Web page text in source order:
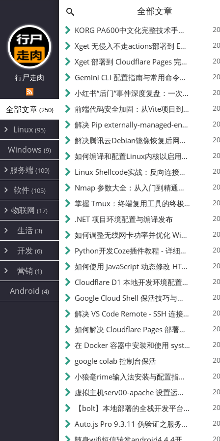
行尸走肉
全部文章 (250)
Linux (95)
Alpine
CentOS(17)
Debian(24)
ProxmoxVE
Ubuntu(7)
Windows (9)
服务端 (109)
环境配置
DD重装(3)
加速优化(34)
面板(12)
容器
游戏 (7)
饥荒(7)
云服务商(4)
WEB源码(6)
建站(5)
软件 (105)
安全(12)
办公(4)
图片 (2)
文件
系统 (35)
AI(10)
物联网 (17)
路由器
随身wifi(1)
mobile(14)
刷机
magisk
生活 (3)
线报
sim卡(1)
开发 (6)
编译
JavaScript(2)
python(2)
营销 (1)
公关(1)
SEO(1)
Android (4)
全部文章
KORG PA600中文化完整技术手册 - 从逆向到实现的全流程指南
Xget 无侵入不走actions部署到 EdgeOne Pages 指南
Xget 部署到 Cloudflare Pages 完整指南 - 无需修改源码的构建配置
Gemini CLI 配置指南与常用命令中文翻译 | API Key、MCP、代理设置
小红书“后门”事件深度复盘：一次沉默危机下的品牌、技术与流程三重考验
前端代码安全加固：从Vite项目到纯静态页面的深度混淆技术备忘
解决 Pip externally-managed-environment 错误：临时与永久绕过方案
解决腾讯云Debian镜像恢复后网络不通问题
如何编译和配置Linux内核以启用BBR2 | 内核编译教程
Linux Shellcode实战：反向连接、持久化、免杀技术详解（MSF,Cobalt Strike）- 从原理到C加载器实现
Nmap 参数大全：从入门到精通，掌握网络扫描的核心技巧
掌握 Tmux：终端复用工具的终极指南
.NET 项目环境配置与编译发布
如何调整无线网卡功率并优化 Wifite 的功率设置
Python开发Coze插件教程 - 详细步骤与注意事项
如何使用 JavaScript 动态修改 HTML 中的权限文本 | 前端开发教程
Cloudflare D1 本地开发环境配置指南 | CF Pages Local Development Guide
Google Cloud Shell 保活技巧与配额时间查看方法
解决 VS Code Remote - SSH 连接失败问题：从权限问题到成功启动
如何解决 Cloudflare Pages 部署中的 API Token 权限问题
在 Docker 容器中安装和使用 systemctl 的完整指南
google colab 控制台保活
小狼毫rime输入法安装与配置指南：从基础到高级自定义
虚拟主机serv00-apache 设置运行目录
【bolt】本地部署的全栈开发平台，支持本地及众多API，本地一键生成应用，部署教程
Auto.js Pro 9.3.11 伪验证之服务器接口 Nginx 版
📝
250
篇文章
✍️
231k
总字数
👥